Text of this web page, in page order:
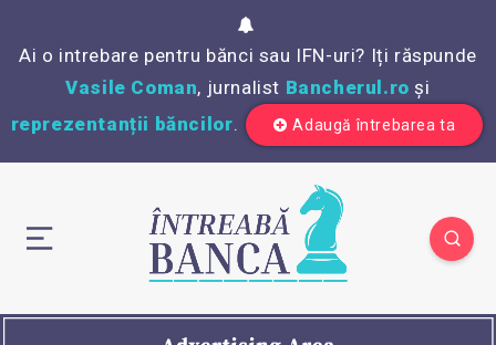
Ai o intrebare pentru bănci sau IFN-uri? Iți răspunde
Vasile Coman, jurnalist Bancherul.ro și
reprezentanții băncilor. Adaugă întrebarea ta